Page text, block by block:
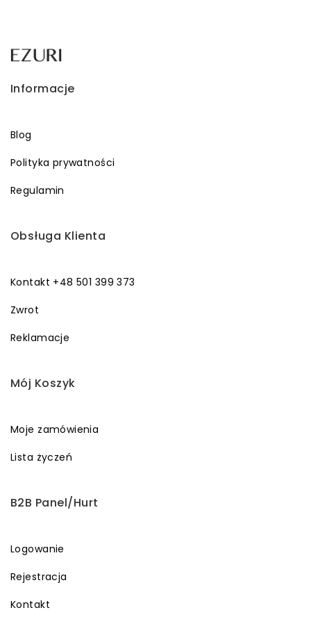
Informacje
Blog
Polityka prywatności
Regulamin
Obsługa Klienta
Kontakt +48 501 399 373
Zwrot
Reklamacje
Mój Koszyk
Moje zamówienia
Lista życzeń
B2B Panel/Hurt
Logowanie
Rejestracja
Kontakt